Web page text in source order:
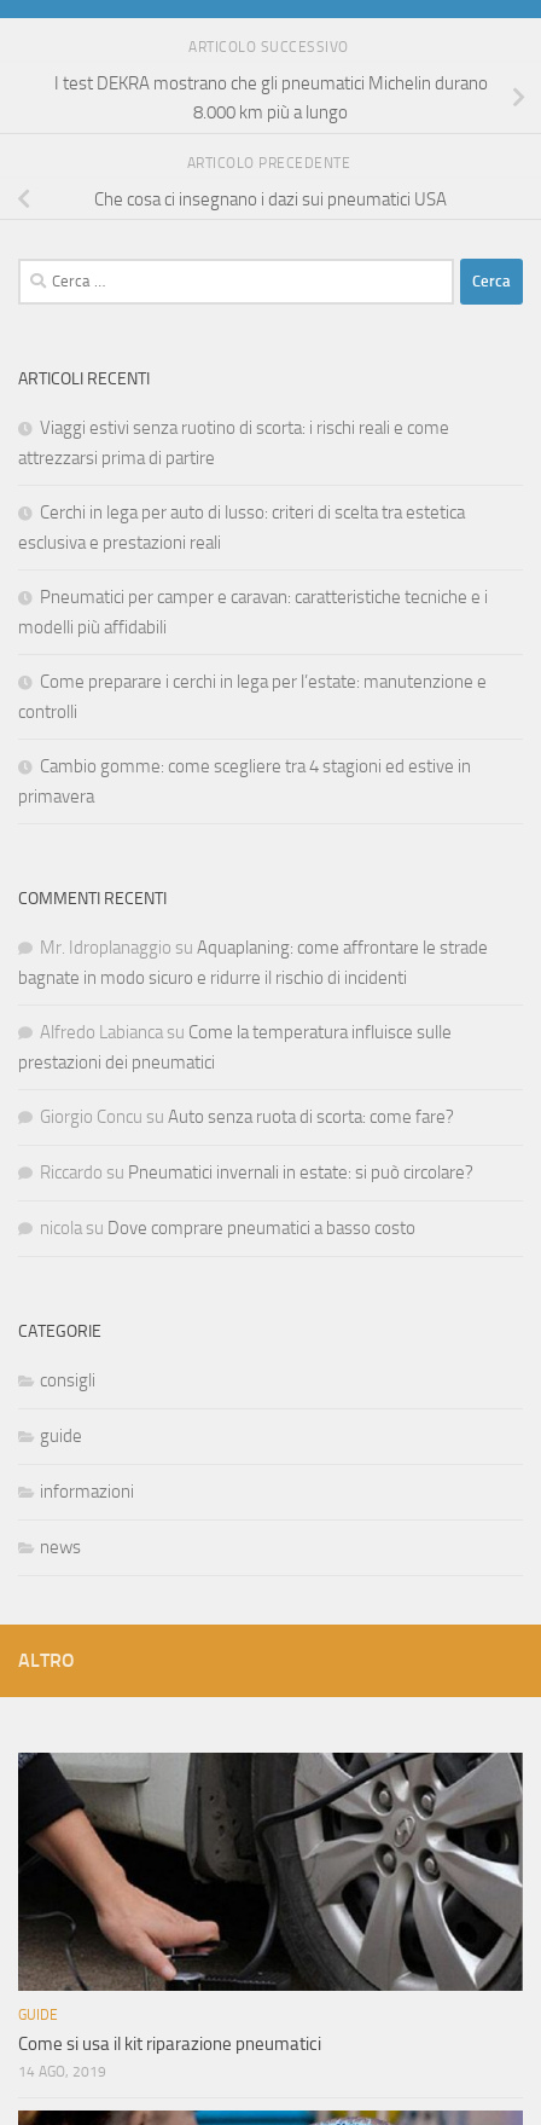
ARTICOLO SUCCESSIVO
I test DEKRA mostrano che gli pneumatici Michelin durano
8.000 km più a lungo
ARTICOLO PRECEDENTE
Che cosa ci insegnano i dazi sui pneumatici USA
Ricerca
per:
ARTICOLI RECENTI
Viaggi estivi senza ruotino di scorta: i rischi reali e come
attrezzarsi prima di partire
Cerchi in lega per auto di lusso: criteri di scelta tra estetica
esclusiva e prestazioni reali
Pneumatici per camper e caravan: caratteristiche tecniche e i
modelli più affidabili
Come preparare i cerchi in lega per l’estate: manutenzione e
controlli
Cambio gomme: come scegliere tra 4 stagioni ed estive in
primavera
COMMENTI RECENTI
Mr. Idroplanaggio su Aquaplaning: come affrontare le strade
bagnate in modo sicuro e ridurre il rischio di incidenti
Alfredo Labianca su Come la temperatura influisce sulle
prestazioni dei pneumatici
Giorgio Concu su Auto senza ruota di scorta: come fare?
Riccardo su Pneumatici invernali in estate: si può circolare?
nicola su Dove comprare pneumatici a basso costo
CATEGORIE
consigli
guide
informazioni
news
ALTRO
GUIDE
Come si usa il kit riparazione pneumatici
14 AGO, 2019